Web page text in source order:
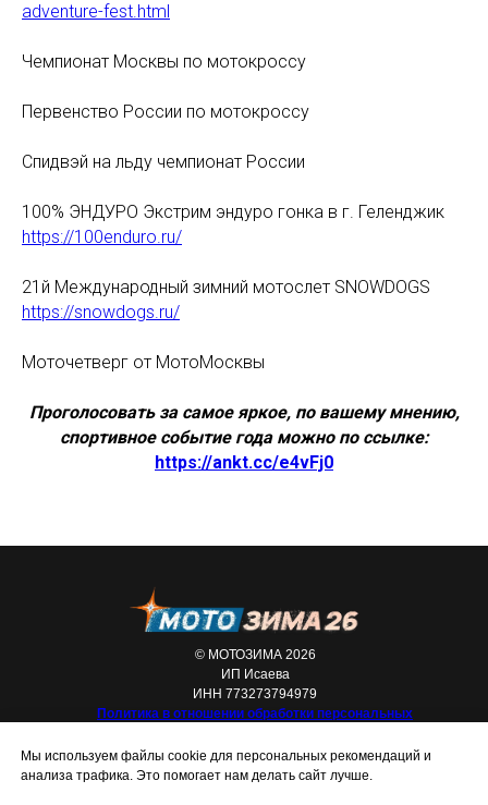
adventure-fest.html
Чемпионат Москвы по мотокроссу
Первенство России по мотокроссу
Спидвэй на льду чемпионат России
100% ЭНДУРО Экстрим эндуро гонка в г. Геленджик
https://100enduro.ru/
21й Международный зимний мотослет SNOWDOGS
https://snowdogs.ru/
Моточетверг от МотоМосквы
Проголосовать за самое яркое, по вашему мнению,
спортивное событие года можно по ссылке:
https://ankt.cc/e4vFj0
© МОТОЗИМА 2026
ИП Исаева
ИНН 773273794979
Политика в отношении обработки персональных
Мы используем файлы cookie для персональных рекомендаций и
анализа трафика. Это помогает нам делать сайт лучше.